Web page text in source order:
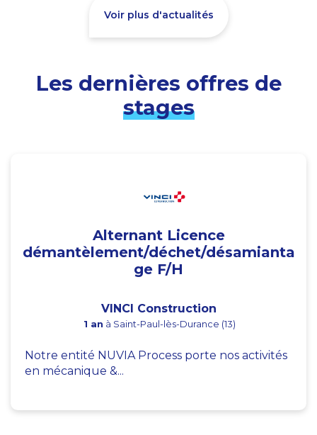
Voir plus d'actualités
Les dernières offres de
stages
Alternant Licence
démantèlement/déchet/désamianta
ge F/H
VINCI Construction
1 an à Saint-Paul-lès-Durance (13)
Notre entité NUVIA Process porte nos activités
en mécanique &...